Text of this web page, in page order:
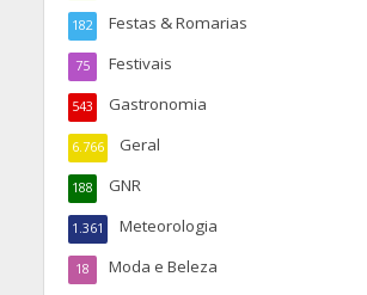
Festas & Romarias
182
Festivais
75
Gastronomia
543
Geral
6.766
GNR
188
Meteorologia
1.361
Moda e Beleza
18